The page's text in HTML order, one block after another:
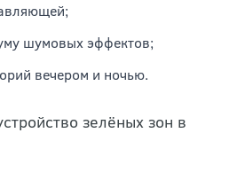
шумовых эффектов;
вечером и ночью.
зелёных зон в